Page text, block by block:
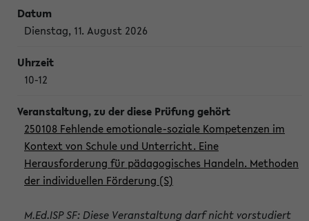
Dienstag, 11. August 2026
10-12
250108 Fehlende emotionale-soziale Kompetenzen im
Kontext von Schule und Unterricht. Eine
Herausforderung für pädagogisches Handeln. Methoden
der individuellen Förderung (S)
M.Ed.ISP SF: Diese Veranstaltung darf nicht vorstudiert